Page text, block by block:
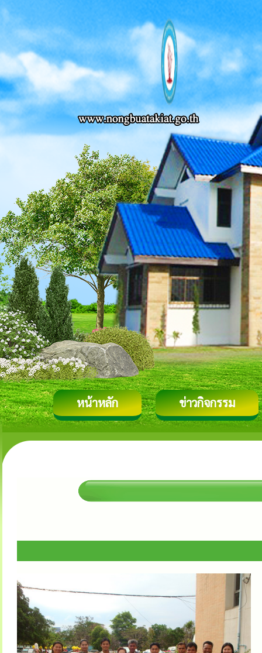
หน้าหลัก ข่าวกิจกรรม